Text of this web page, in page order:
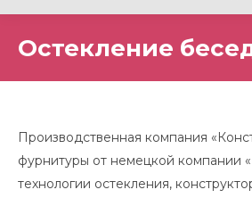
Остекление
Производственная компания
фурнитуры от немецкой компании
технологии остекления,